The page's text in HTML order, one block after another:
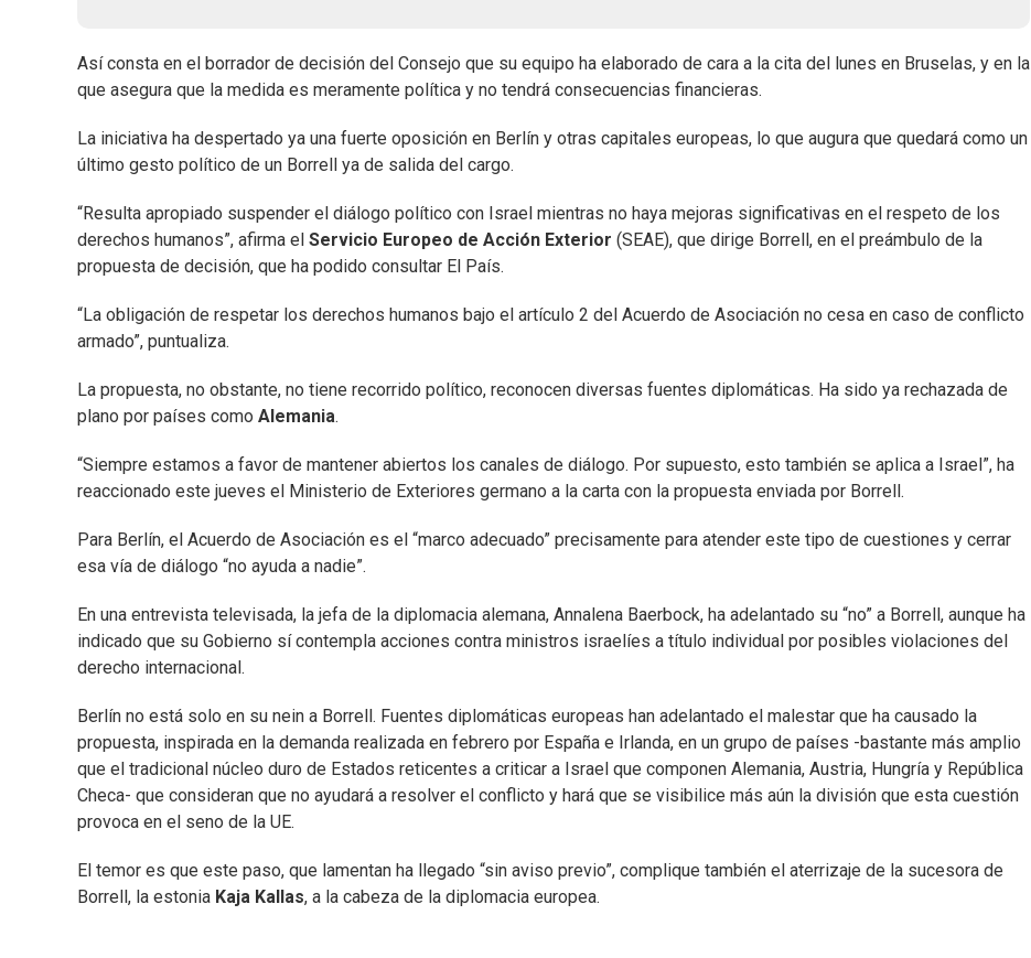
Así consta en el borrador de decisión del Consejo que su equipo ha elaborado de cara a la cita del lunes en Bruselas, y en la
que asegura que la medida es meramente política y no tendrá consecuencias financieras.
La iniciativa ha despertado ya una fuerte oposición en Berlín y otras capitales europeas, lo que augura que quedará como un
último gesto político de un Borrell ya de salida del cargo.
“Resulta apropiado suspender el diálogo político con Israel mientras no haya mejoras significativas en el respeto de los
derechos humanos”, afirma el Servicio Europeo de Acción Exterior (SEAE), que dirige Borrell, en el preámbulo de la
propuesta de decisión, que ha podido consultar El País.
“La obligación de respetar los derechos humanos bajo el artículo 2 del Acuerdo de Asociación no cesa en caso de conflicto
armado”, puntualiza.
La propuesta, no obstante, no tiene recorrido político, reconocen diversas fuentes diplomáticas. Ha sido ya rechazada de
plano por países como Alemania.
“Siempre estamos a favor de mantener abiertos los canales de diálogo. Por supuesto, esto también se aplica a Israel”, ha
reaccionado este jueves el Ministerio de Exteriores germano a la carta con la propuesta enviada por Borrell.
Para Berlín, el Acuerdo de Asociación es el “marco adecuado” precisamente para atender este tipo de cuestiones y cerrar
esa vía de diálogo “no ayuda a nadie”.
En una entrevista televisada, la jefa de la diplomacia alemana, Annalena Baerbock, ha adelantado su “no” a Borrell, aunque ha
indicado que su Gobierno sí contempla acciones contra ministros israelíes a título individual por posibles violaciones del
derecho internacional.
Berlín no está solo en su nein a Borrell. Fuentes diplomáticas europeas han adelantado el malestar que ha causado la
propuesta, inspirada en la demanda realizada en febrero por España e Irlanda, en un grupo de países -bastante más amplio
que el tradicional núcleo duro de Estados reticentes a criticar a Israel que componen Alemania, Austria, Hungría y República
Checa- que consideran que no ayudará a resolver el conflicto y hará que se visibilice más aún la división que esta cuestión
provoca en el seno de la UE.
El temor es que este paso, que lamentan ha llegado “sin aviso previo”, complique también el aterrizaje de la sucesora de
Borrell, la estonia Kaja Kallas, a la cabeza de la diplomacia europea.